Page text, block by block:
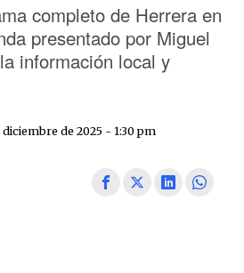
completo de Herrera en
presentado por Miguel
información local y
diciembre de 2025 - 1:30 pm